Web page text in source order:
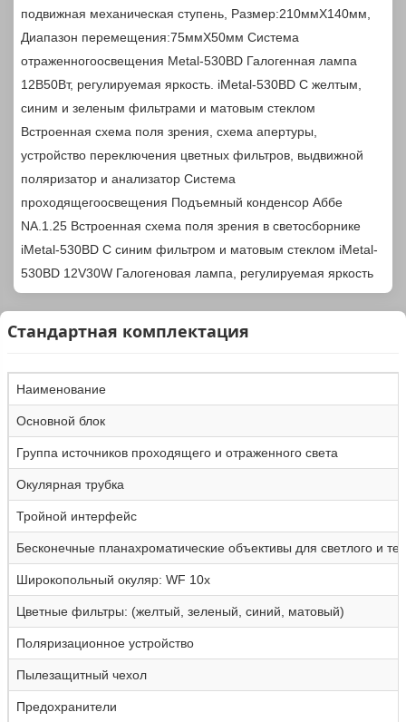
подвижная механическая ступень, Размер:210ммX140мм,
Диапазон перемещения:75ммX50мм Система
отраженногоосвещения Metal-530BD Галогенная лампа
12В50Вт, регулируемая яркость. iMetal-530BD С желтым,
синим и зеленым фильтрами и матовым стеклом
Встроенная схема поля зрения, схема апертуры,
устройство переключения цветных фильтров, выдвижной
поляризатор и анализатор Система
проходящегоосвещения Подъемный конденсор Аббе
NA.1.25 Встроенная схема поля зрения в светосборнике
iMetal-530BD С синим фильтром и матовым стеклом iMetal-
530BD 12V30W Галогеновая лампа, регулируемая яркость
Стандартная комплектация
Наименование
Основной блок
Группа источников проходящего и отраженного света
Окулярная трубка
Тройной интерфейс
Бесконечные планахроматические объективы для светлого и
Широкопольный окуляр: WF 10x
Цветные фильтры: (желтый, зеленый, синий, матовый)
Поляризационное устройство
Пылезащитный чехол
Предохранители